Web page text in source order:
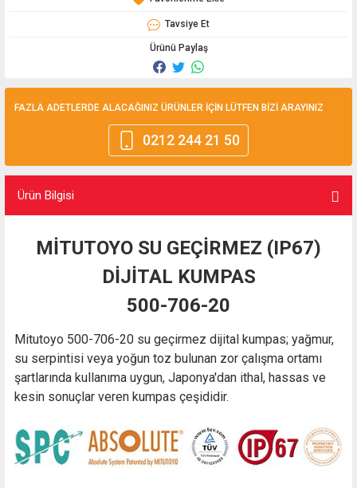
Tavsiye Et
Ürünü Paylaş
FAZLA ADETLERDE ALACAĞINIZ ÜRÜNLER İÇİN LÜTFEN BİZİ ARAYINIZ
0212 244 21 50
Ürün Bilgisi
MİTUTOYO SU GEÇİRMEZ (IP67)
DİJİTAL KUMPAS
500-706-20
Mitutoyo 500-706-20 su geçirmez dijital kumpas; yağmur,
su serpintisi veya yoğun toz bulunan zor çalışma ortamı
şartlarında kullanıma uygun, Japonya'dan ithal, hassas ve
kesin sonuçlar veren kumpas çeşididir.